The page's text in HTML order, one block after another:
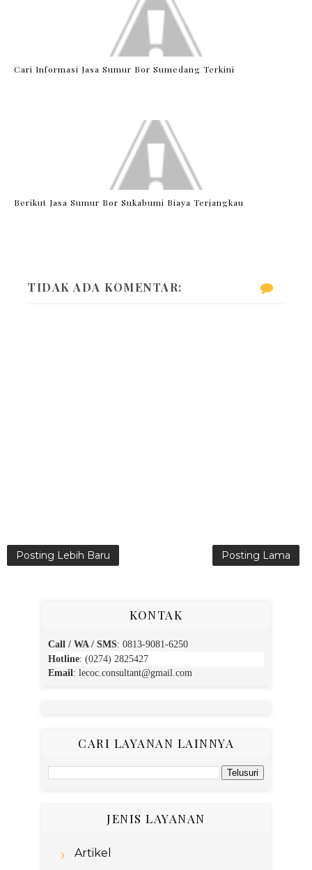
Cari Informasi Jasa Sumur Bor Sumedang Terkini
Berikut Jasa Sumur Bor Sukabumi Biaya Terjangkau
TIDAK ADA KOMENTAR:
Posting Lebih Baru Posting Lama
KONTAK
Call / WA / SMS: 0813-9081-6250
Hotline: (0274) 2825427
Email: lecoc.consultant@gmail.com
CARI LAYANAN LAINNYA
JENIS LAYANAN
Artikel